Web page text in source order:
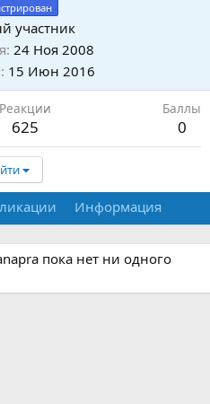
участник
24 Ноя 2008
15 Июн 2016
Реакции
625
Баллы
0
Информация
пока нет ни одного